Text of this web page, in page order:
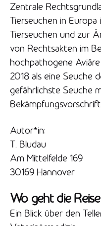
Zentrale
Tierseuchen in
Tierseuchen und zur
von Rechtsakten im
hochpathogene
2018 als eine Seuche
gefährlichste Seuche
Autor*in:
T. Bludau
Am Mittelfelde 169
30169 Hannover
Wo geht die
Ein Blick über den